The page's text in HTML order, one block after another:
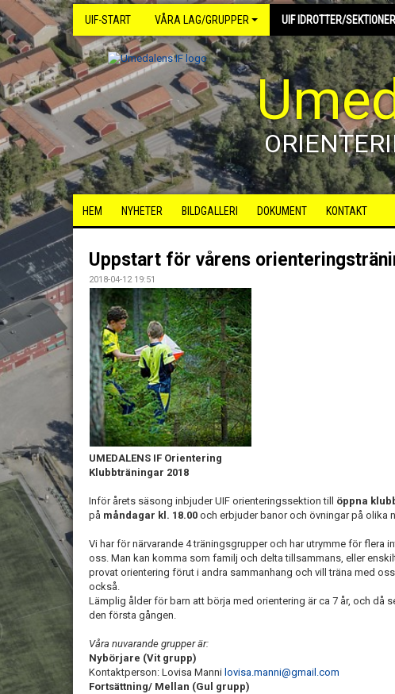
UIF-START VÅRA LAG/GRUPPER UIF IDROTTER/SEKTIONER
HEM NYHETER BILDGALLERI DOKUMENT KONTAKT
Uppstart för vårens
2018-04-12 19:51
UMEDALENS IF Orientering
Klubbträningar 2018
Inför årets säsong inbjuder UIF orienteringssektion till öppna
på måndagar kl. 18.00 och erbjuder banor och övningar på olika
Vi har för närvarande 4 träningsgrupper och har utrymme för flera
oss. Man kan komma som familj och delta tillsammans, eller
provat orientering förut i andra sammanhang och vill träna med
också.
Lämplig ålder för barn att börja med orientering är ca 7 år, och då
den första gången.
Våra nuvarande grupper är:
Nybörjare (Vit grupp)
Kontaktperson: Lovisa Manni lovisa.manni@gmail.com
Fortsättning/ Mellan (Gul grupp)